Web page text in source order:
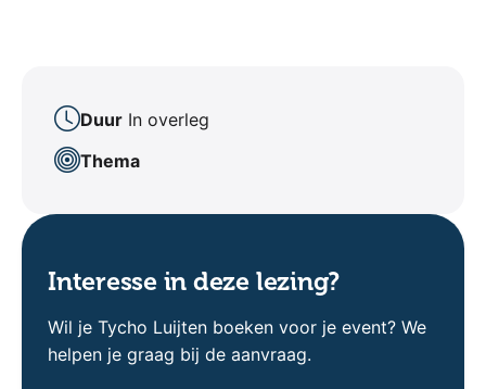
Duur In overleg
Thema
Interesse in deze lezing?
Wil je Tycho Luijten boeken voor je event? We
helpen je graag bij de aanvraag.